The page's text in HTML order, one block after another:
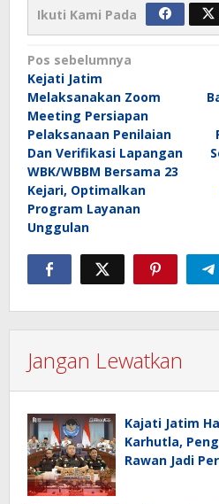
Ikuti Kami Pada
Navigasi
pos
Pos sebelumnya
Kejati Jatim
Melaksanakan Zoom
Meeting Persiapan
Pelaksanaan Penilaian
Dan Verifikasi Lapangan
WBK/WBBM Bersama 23
Kejari, Optimalkan
Program Layanan
Unggulan
Jangan Lewatkan
Kajati Jatim
Karhutla,
Rawan Jadi